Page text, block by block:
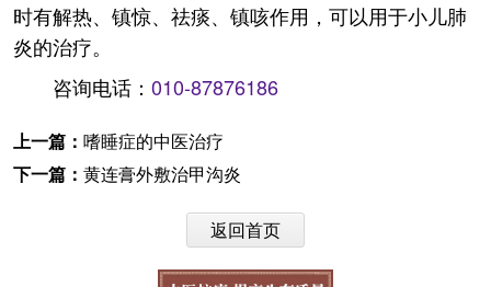
时有解热、镇惊、祛痰、镇咳作用，可以用于小儿肺
炎的治疗。
咨询电话： 010-87876186
上一篇： 嗜睡症的中医治疗
下一篇： 黄连膏外敷治甲沟炎
返回首页